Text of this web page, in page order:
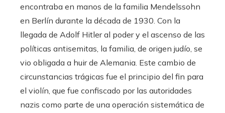
encontraba en manos de la familia Mendelssohn
en Berlín durante la década de 1930. Con la
llegada de Adolf Hitler al poder y el ascenso de las
políticas antisemitas, la familia, de origen judío, se
vio obligada a huir de Alemania. Este cambio de
circunstancias trágicas fue el principio del fin para
el violín, que fue confiscado por las autoridades
nazis como parte de una operación sistemática de